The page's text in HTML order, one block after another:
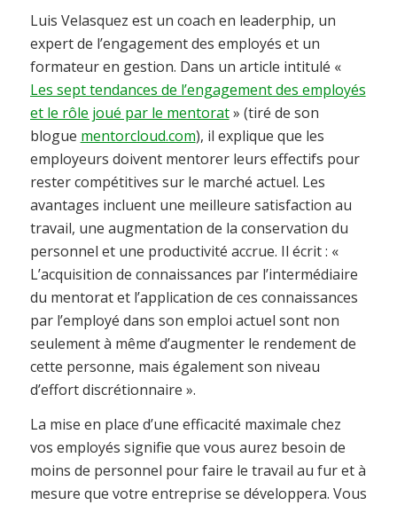
Luis Velasquez est un coach en leaderphip, un
expert de l’engagement des employés et un
formateur en gestion. Dans un article intitulé «
Les sept tendances de l’engagement des employés
et le rôle joué par le mentorat» (tiré de son
blogue mentorcloud.com), il explique que les
employeurs doivent mentorer leurs effectifs pour
rester compétitives sur le marché actuel. Les
avantages incluent une meilleure satisfaction au
travail, une augmentation de la conservation du
personnel et une productivité accrue. Il écrit : «
L’acquisition de connaissances par l’intermédiaire
du mentorat et l’application de ces connaissances
par l’employé dans son emploi actuel sont non
seulement à même d’augmenter le rendement de
cette personne, mais également son niveau
d’effort discrétionnaire ».
La mise en place d’une efficacité maximale chez
vos employés signifie que vous aurez besoin de
moins de personnel pour faire le travail au fur et à
mesure que votre entreprise se développera. Vous